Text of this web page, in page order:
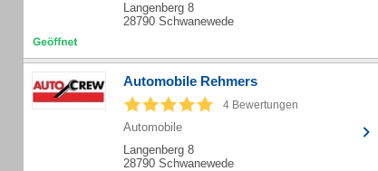
Langenberg 8
28790 Schwanewede
Automobile Rehmers
4 Bewertungen
Automobile
Langenberg 8
28790 Schwanewede